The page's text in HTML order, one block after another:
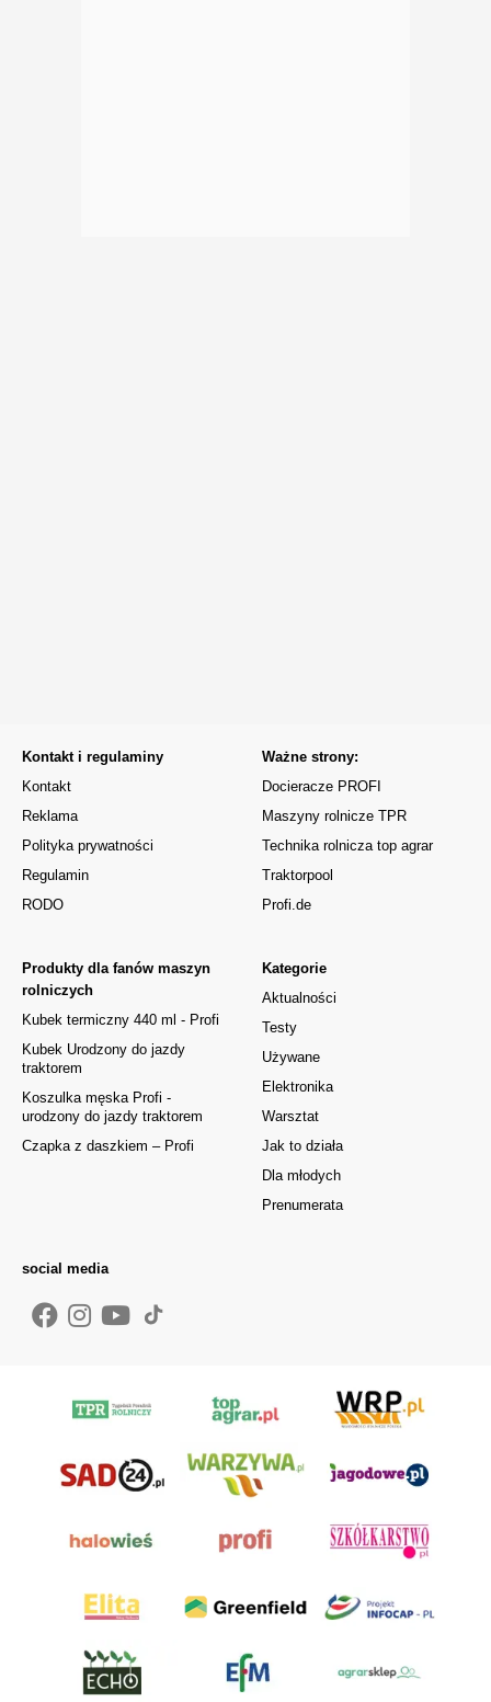
Kontakt i regulaminy
Kontakt
Reklama
Polityka prywatności
Regulamin
RODO
Kategorie
Aktualności
Testy
Używane
Elektronika
Warsztat
Jak to działa
Dla młodych
Prenumerata
Produkty dla fanów maszyn
rolniczych
Kubek termiczny 440 ml - Profi
Kubek Urodzony do jazdy
traktorem
Koszulka męska Profi -
urodzony do jazdy traktorem
Czapka z daszkiem – Profi
Ważne strony:
Docieracze PROFI
Maszyny rolnicze TPR
Technika rolnicza top agrar
Traktorpool
Profi.de
social media